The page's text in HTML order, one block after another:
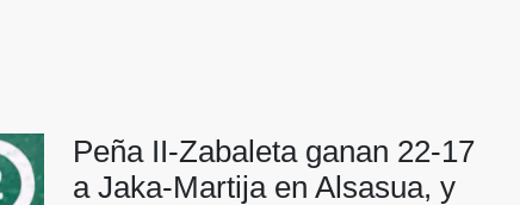
Peña II-Zabaleta ganan 22-17
a Jaka-Martija en Alsasua, y